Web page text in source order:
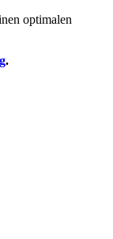
optimalen
.